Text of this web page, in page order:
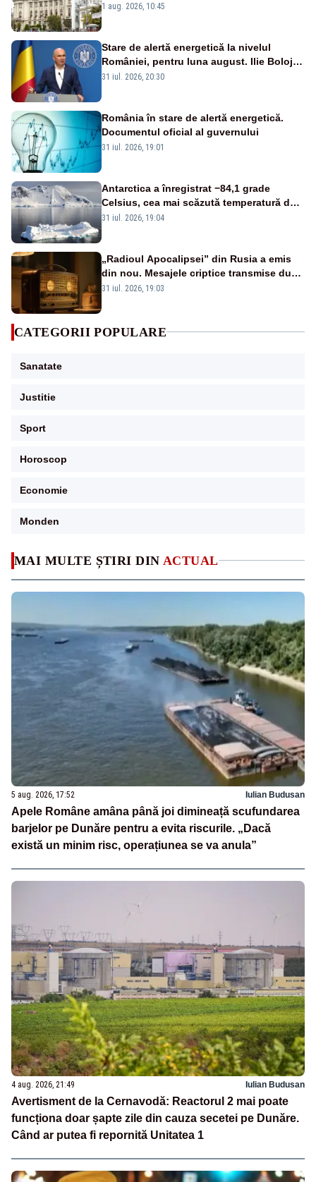
MAI MULTE ȘTIRI DIN ACTUAL
5 aug. 2026, 17:52 Iulian Budusan
Apele Române amâna până joi dimineață scufundarea
barjelor pe Dunăre pentru a evita riscurile. „Dacă
există un minim risc, operațiunea se va anula”
4 aug. 2026, 21:49 Iulian Budusan
Avertisment de la Cernavodă: Reactorul 2 mai poate
funcționa doar șapte zile din cauza secetei pe Dunăre.
Când ar putea fi repornită Unitatea 1
masterat și doctorat
1 aug. 2026, 10:45
Stare de alertă energetică la nivelul
României, pentru luna august. Ilie Bolojan
a anunțat importuri și posibile restricții –
31 iul. 2026, 20:30
România în stare de alertă energetică.
Documentul oficial al guvernului
31 iul. 2026, 19:01
Antarctica a înregistrat −84,1 grade
Celsius, cea mai scăzută temperatură de
pe Terra din 2012
31 iul. 2026, 19:04
„Radioul Apocalipsei” din Rusia a emis
din nou. Mesajele criptice transmise după
racheta asupra Poloniei au reaprins
31 iul. 2026, 19:03
CATEGORII POPULARE
Sanatate
Justitie
Sport
Horoscop
Economie
Monden